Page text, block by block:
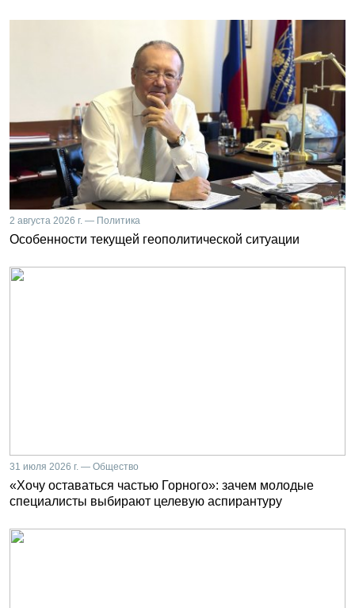
2 августа 2026 г. — Политика
Особенности текущей геополитической ситуации
31 июля 2026 г. — Общество
«Хочу оставаться частью Горного»: зачем молодые
специалисты выбирают целевую аспирантуру